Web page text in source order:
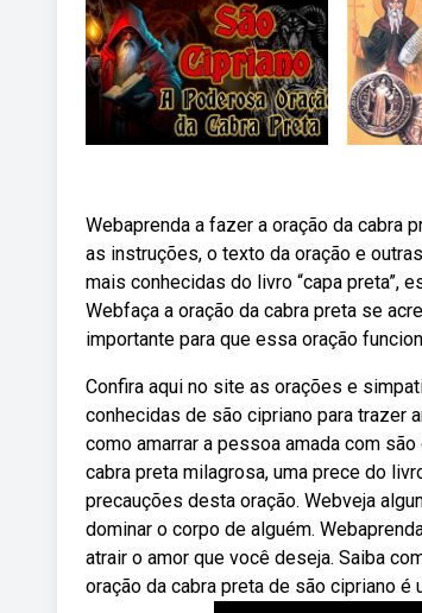
Webaprenda a fazer a oração da cabra
as instruções, o texto da oração e
mais conhecidas do livro “capa preta”,
Webfaça a oração da cabra preta se
importante para que essa oração
Confira aqui no site as orações e
conhecidas de são cipriano para trazer
como amarrar a pessoa amada com
cabra preta milagrosa, uma prece do
precauções desta oração. Webveja
dominar o corpo de alguém.
atrair o amor que você deseja. Saiba
oração da cabra preta de são cipriano é